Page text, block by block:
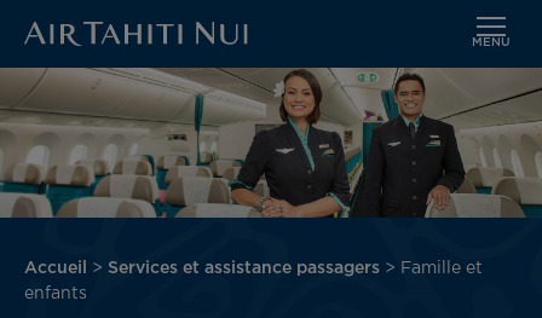
Aller
contenu
principal
MENU
Image
Fil
d'Ariane
Accueil Services et assistance passagers
Famille et
enfants